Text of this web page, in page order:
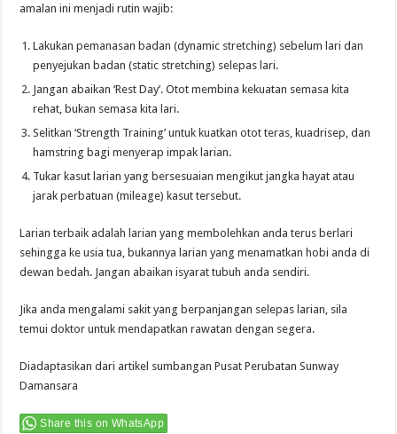
amalan ini menjadi rutin wajib:
Lakukan pemanasan badan (dynamic stretching) sebelum lari dan
penyejukan badan (static stretching) selepas lari.
Jangan abaikan ‘Rest Day’. Otot membina kekuatan semasa kita
rehat, bukan semasa kita lari.
Selitkan ‘Strength Training’ untuk kuatkan otot teras, kuadrisep, dan
hamstring bagi menyerap impak larian.
Tukar kasut larian yang bersesuaian mengikut jangka hayat atau
jarak perbatuan (mileage) kasut tersebut.
Larian terbaik adalah larian yang membolehkan anda terus berlari
sehingga ke usia tua, bukannya larian yang menamatkan hobi anda di
dewan bedah. Jangan abaikan isyarat tubuh anda sendiri.
Jika anda mengalami sakit yang berpanjangan selepas larian, sila
temui doktor untuk mendapatkan rawatan dengan segera.
Diadaptasikan dari artikel sumbanganPusat Perubatan Sunway
Damansara
Share this on WhatsApp